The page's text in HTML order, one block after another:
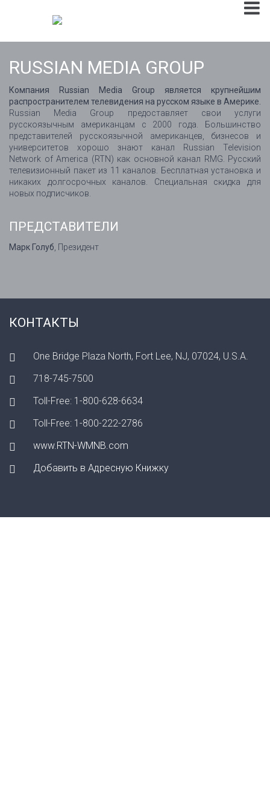
RUSSIAN MEDIA GROUP
Компания Russian Media Group является крупнейшим
распространителем телевидения на русском языке в Америке.
Russian Media Group предоставляет свои услуги
русскоязычным американцам c 2000 года. Большинство
представителей русскоязычной американцев, бизнесов и
университетов хорошо знают канал Russian Television
Network of America (RTN) как основной канал RMG. Русский
телевизионный пакет из 11 каналов. Бесплатная установка и
никаких долгосрочных каналов. Специальная скидка для
новых подписчиков.
ПРЕДСТАВИТЕЛИ
Марк Голуб , Президент
КОНТАКТЫ
One Bridge Plaza North, Fort Lee, NJ, 07024, U.S.A.
718-745-7500
Toll-Free: 1-800-628-6634
Toll-Free: 1-800-222-2786
www.RTN-WMNB.com
Добавить в Адресную Книжку